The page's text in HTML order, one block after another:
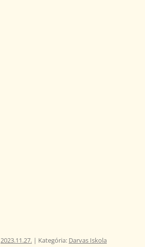
2023.11.27. | Kategória: Darvas Iskola